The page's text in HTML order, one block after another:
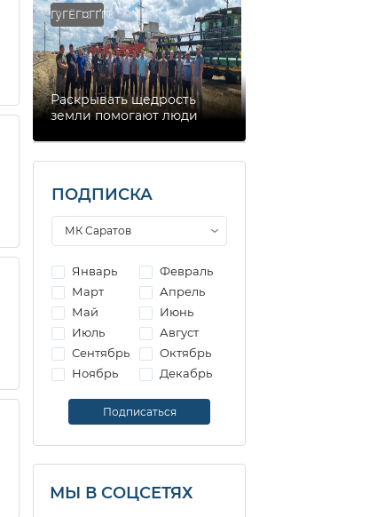
ГўГЁГ¤ГҐГ®
Раскрывать щедрость
земли помогают люди
ПОДПИСКА
Январь
Февраль
Март
Апрель
Май
Июнь
Июль
Август
Сентябрь
Октябрь
Ноябрь
Декабрь
МЫ В СОЦСЕТЯХ